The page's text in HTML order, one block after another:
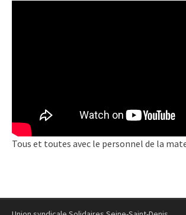
Tous et toutes avec le personnel de la